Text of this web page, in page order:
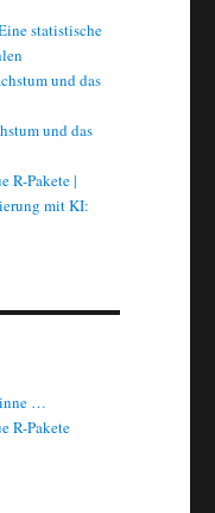
statistische
und das
und das
R-Pakete |
mit KI:
inne …
R-Pakete